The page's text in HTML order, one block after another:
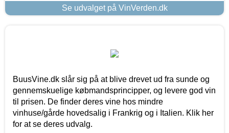
Se udvalget på VinVerden.dk
BuusVine.dk slår sig på at blive drevet ud fra sunde og
gennemskuelige købmandsprincipper, og levere god vin
til prisen. De finder deres vine hos mindre
vinhuse/gårde hovedsalig i Frankrig og i Italien. Klik her
for at se deres udvalg.